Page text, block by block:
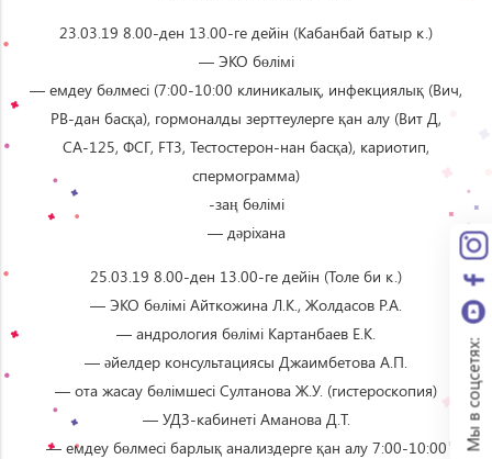
23.03.19 8.00-ден 13.00-ге дейін (Кабанбай батыр к.)
— ЭКО бөлімі
— eмдеу бөлмесі (7:00-10:00 клиникалық, инфекциялық (Вич,
РВ-дан басқа), гормоналды зерттеулерге қан алу (Вит Д,
СА-125, ФСГ, FT3, Тестостерон-нан басқа), кариотип,
спермограмма)
-заң бөлімі
— дәріхана
25.03.19 8.00-ден 13.00-ге дейін (Толе би к.)
— ЭКО бөлімі Айткожина Л.К., Жолдасов Р.А.
— андрология бөлімі Картанбаев Е.К.
— әйелдер консультациясы Джаимбетова А.П.
— ота жасау бөлімшесі Султанова Ж.У. (гистероскопия)
— УДЗ-кабинеті Аманова Д.Т.
— емдеу бөлмесі барлық анализдерге қан алу 7:00-10:00
Мы в соцсетях: